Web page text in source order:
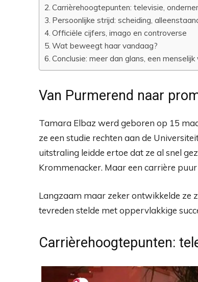
Carrièrehoogtepunten: televisie,
Persoonlijke strijd: scheiding,
Officiële cijfers, imago en controverse
Wat beweegt haar vandaag?
Conclusie: meer dan glans, een menselijk
Van Purmerend naar
Tamara Elbaz werd geboren op 15
ze een studie rechten aan de
uitstraling leidde ertoe dat ze al snel
Krommenacker. Maar een carrière
Langzaam maar zeker ontwikkelde ze
tevreden stelde met oppervlakkige
Carrièrehoogtepunten: